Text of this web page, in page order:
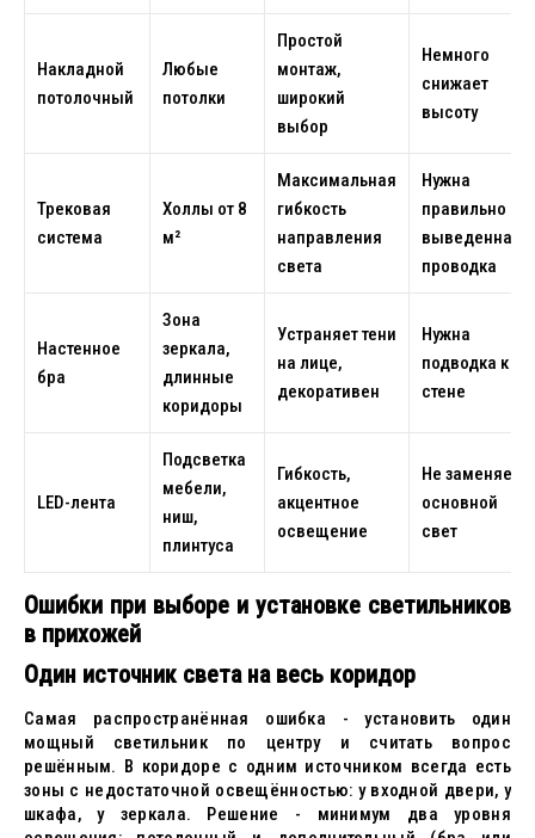
Накладной
потолочный
Любые
потолки
Простой
монтаж,
широкий
выбор
Немного
снижает
высоту
Трековая
система
Холлы от 8
м²
Максимальная
гибкость
направления
света
Нужна
правильно
выведенная
проводка
Настенное
бра
Зона
зеркала,
длинные
коридоры
Устраняет тени
на лице,
декоративен
Нужна
подводка к
стене
LED-лента
Подсветка
мебели,
ниш,
плинтуса
Гибкость,
акцентное
освещение
Не заменяет
основной
свет
Ошибки при выборе и установке светильников
в прихожей
Один источник света на весь коридор
Самая распространённая ошибка - установить один
мощный светильник по центру и считать вопрос
решённым. В коридоре с одним источником всегда есть
зоны с недостаточной освещённостью: у входной двери, у
шкафа, у зеркала. Решение - минимум два уровня